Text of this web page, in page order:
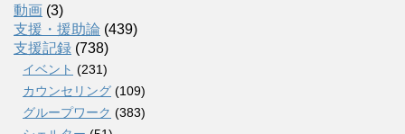
動画 (3)
支援・援助論 (439)
支援記録 (738)
イベント (231)
カウンセリング (109)
グループワーク (383)